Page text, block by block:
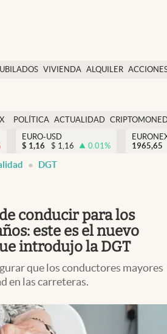
VIVIENDA ALQUILER
USA
POLÍTICA ACTUALIDAD
EURO-USD
$ 1,16 $ 1,16 0.01%
1965,65
DGT
conducir para los
este es el nuevo
introdujo la DGT
que los conductores mayores
en las carreteras.